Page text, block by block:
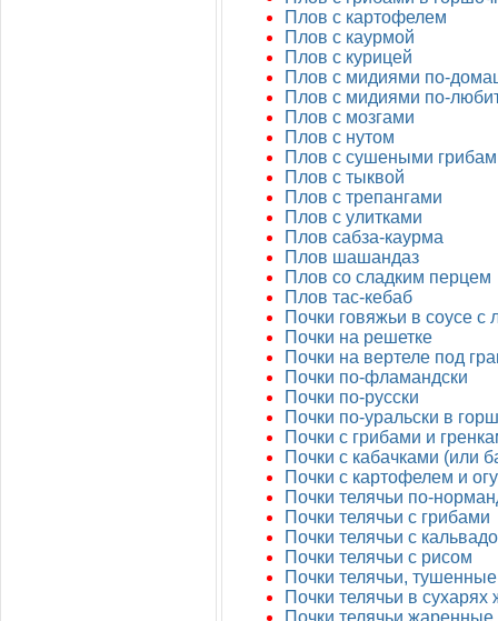
Плов с картофелем
Плов с каурмой
Плов с курицей
Плов с мидиями по-
Плов с мидиями по-
Плов с мозгами
Плов с нутом
Плов с сушеными
Плов с тыквой
Плов с трепангами
Плов с улитками
Плов сабза-каурма
Плов шашандаз
Плов со сладким перцем
Плов тас-кебаб
Почки говяжьи в соусе с
Почки на решетке
Почки на вертеле под
Почки по-фламандски
Почки по-русски
Почки по-уральски в
Почки с грибами и
Почки с кабачками (или
Почки с картофелем и
Почки телячьи по-
Почки телячьи с грибами
Почки телячьи с
Почки телячьи с рисом
Почки телячьи, тушенные
Почки телячьи в
Почки телячьи